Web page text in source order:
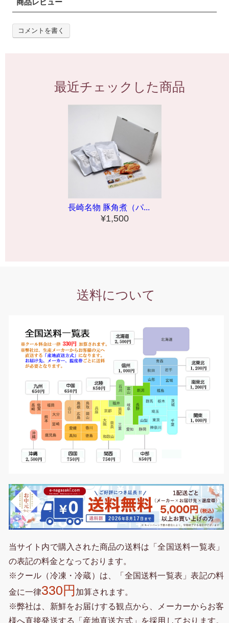
コメントを書く
最近チェックした商品
長崎名物 豚角煮（パ...
¥1,500
送料について
当サイト内で購入された商品の送料は「全国送料一覧表」
の表記の料金となっております。
※クール（冷凍・冷蔵）は、「全国送料一覧表」表記の料
金に一律330円 加算されます。
※弊社は、新鮮をお届けする観点から、メーカーからお客
様へ直接発送する「産地直送方式」を採用しております。